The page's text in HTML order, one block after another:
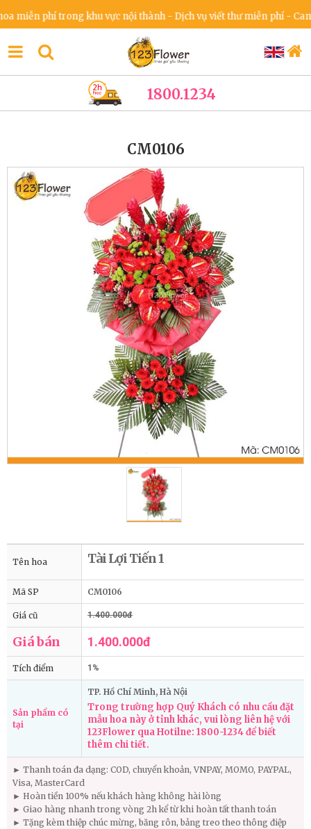
phí trong khu vực nội thành - Dịch vụ viết thư miễn phí - Cam
1800.1234
CM0106
Tên hoa Tài Lợi Tiến 1
Mã SP CM0106
Giá cũ 1.400.000đ
Giá bán 1.400.000đ
Tích điểm 1%
Sản phẩm có
tại
TP. Hồ Chí Minh, Hà Nội
Trong trường hợp Quý Khách có nhu cầu đặt
mẫu hoa này ở tỉnh khác, vui lòng liên hệ với
123Flower qua Hotilne: 1800-1234 để biết
thêm chi tiết.
► Thanh toán đa dạng: COD, chuyển khoản, VNPAY, MOMO, PAYPAL,
Visa, MasterCard
► Hoàn tiền 100% nếu khách hàng không hài lòng
► Giao hàng nhanh trong vòng 2h kể từ khi hoàn tất thanh toán
► Tặng kèm thiệp chúc mừng, băng rôn, bảng treo theo thông điệp